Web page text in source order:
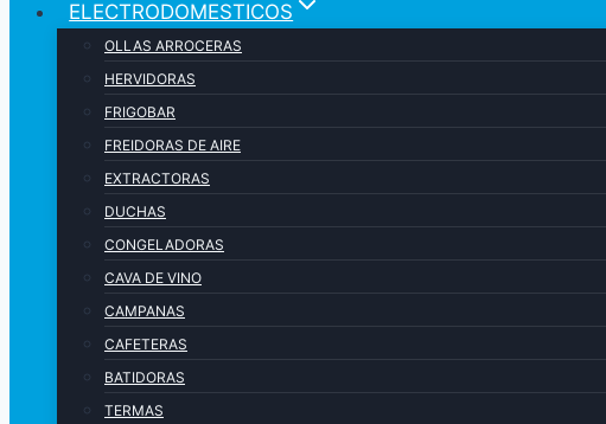
ELECTRODOMESTICOS
OLLAS ARROCERAS
HERVIDORAS
FRIGOBAR
FREIDORAS DE AIRE
EXTRACTORAS
DUCHAS
CONGELADORAS
CAVA DE VINO
CAMPANAS
CAFETERAS
BATIDORAS
TERMAS